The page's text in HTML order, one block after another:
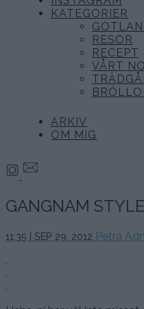
KATEGORIER
RESOR
RECEPT
VÅRT
ARKIV
OM MIG
GANGNAM STYLE
11:35 | SEP 29. 2012 Petra
.
.
.